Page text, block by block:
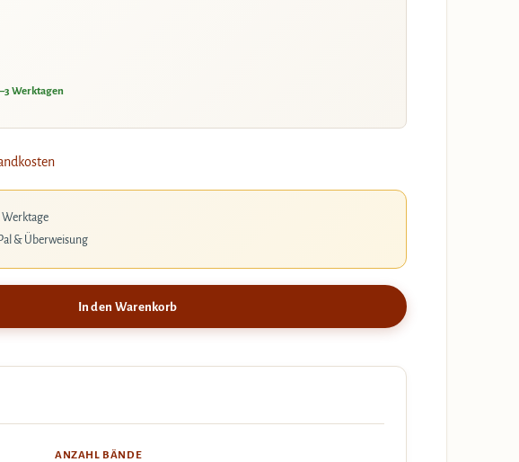
Werktagen
Werktage
& Überweisung
In den Warenkorb
ANZAHL BÄNDE